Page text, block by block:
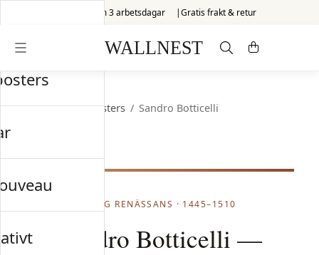
Skickas inom 3 arbetsdagar Gratis frakt & retur
Startsida / Old Masters / Sandro Botticelli
TIDIG RENÄSSANS · 1445–1510
Sandro Botticelli —